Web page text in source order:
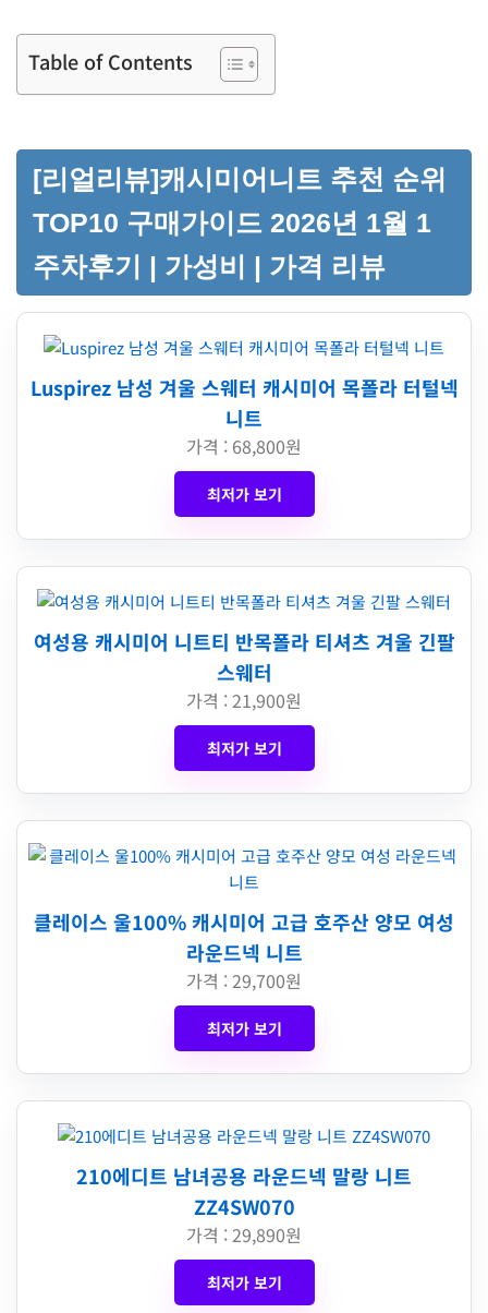
Table of Contents
[리얼리뷰]캐시미어니트 추천 순위
TOP10 구매가이드 2026년 1월 1
주차후기 | 가성비 | 가격 리뷰
Luspirez 남성 겨울 스웨터 캐시미어 목폴라 터털넥
니트
가격 : 68,800원
최저가 보기
여성용 캐시미어 니트티 반목폴라 티셔츠 겨울 긴팔
스웨터
가격 : 21,900원
최저가 보기
클레이스 울100% 캐시미어 고급 호주산 양모 여성
라운드넥 니트
가격 : 29,700원
최저가 보기
210에디트 남녀공용 라운드넥 말랑 니트
ZZ4SW070
가격 : 29,890원
최저가 보기